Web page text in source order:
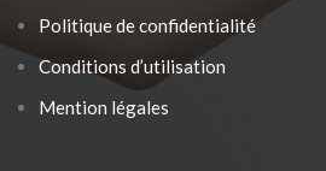
Politique de confidentialité
Conditions d’utilisation
Mention légales